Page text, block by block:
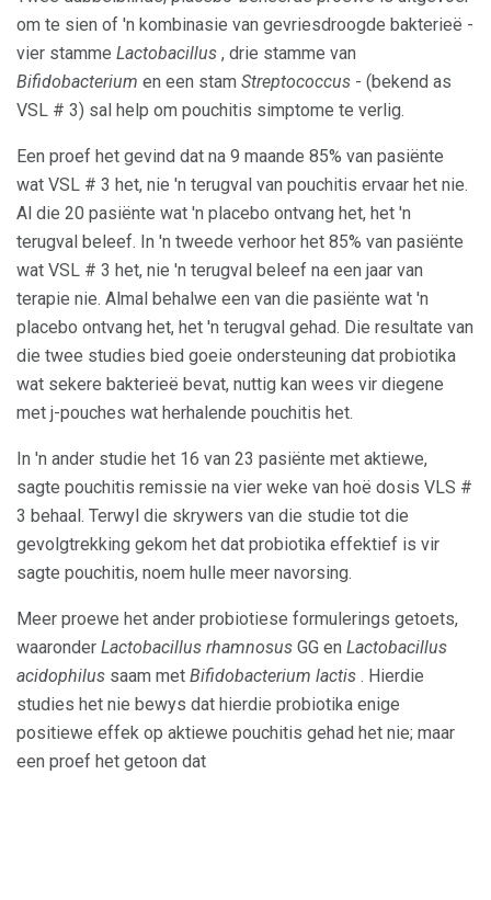
om te sien of 'n kombinasie van gevriesdroogde bakterieë -
vier stamme Lactobacillus , drie stamme van
Bifidobacterium en een stam Streptococcus - (bekend as
VSL # 3) sal help om pouchitis simptome te verlig.
Een proef het gevind dat na 9 maande 85% van pasiënte
wat VSL # 3 het, nie 'n terugval van pouchitis ervaar het nie.
Al die 20 pasiënte wat 'n placebo ontvang het, het 'n
terugval beleef. In 'n tweede verhoor het 85% van pasiënte
wat VSL # 3 het, nie 'n terugval beleef na een jaar van
terapie nie. Almal behalwe een van die pasiënte wat 'n
placebo ontvang het, het 'n terugval gehad. Die resultate van
die twee studies bied goeie ondersteuning dat probiotika
wat sekere bakterieë bevat, nuttig kan wees vir diegene
met j-pouches wat herhalende pouchitis het.
In 'n ander studie het 16 van 23 pasiënte met aktiewe,
sagte pouchitis remissie na vier weke van hoë dosis VLS #
3 behaal. Terwyl die skrywers van die studie tot die
gevolgtrekking gekom het dat probiotika effektief is vir
sagte pouchitis, noem hulle meer navorsing.
Meer proewe het ander probiotiese formulerings getoets,
waaronder Lactobacillus rhamnosus GG en Lactobacillus
acidophilus saam met Bifidobacterium lactis . Hierdie
studies het nie bewys dat hierdie probiotika enige
positiewe effek op aktiewe pouchitis gehad het nie; maar
een proef het getoon dat